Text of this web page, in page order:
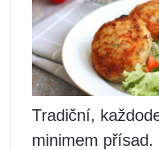
Tradiční,
minimem přísad.